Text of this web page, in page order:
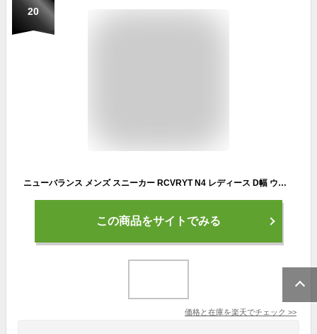
20
ニューバランス メンズ スニーカー RCVRYT N4 レディース D幅 ウォッシャブル フィットネス ウォーキング new balance
この商品をサイトでみる
価格と在庫を楽天でチェック >>